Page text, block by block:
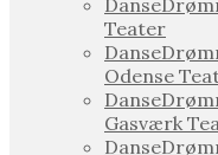
Teater
Odense
Gasværk